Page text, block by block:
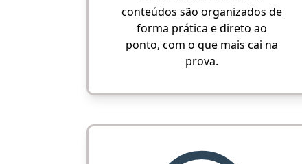
conteúdos são organizados de
forma prática e direto ao
ponto, com o que mais cai na
prova.